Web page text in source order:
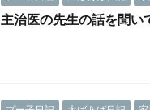
主治医の先生の話を聞い